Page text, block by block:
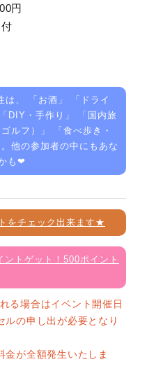
円
は、 「 お酒 」 「 ドライ
DIY・手作り 」 「 国内旅
ルフ） 」 「 食べ歩き・
他の参加者の中にもあな
も❤
をチェック出来ます★
トゲット！500ポイント
る場合はイベント開催日
ルの申し出が必要となり
金が全額発生いたしま